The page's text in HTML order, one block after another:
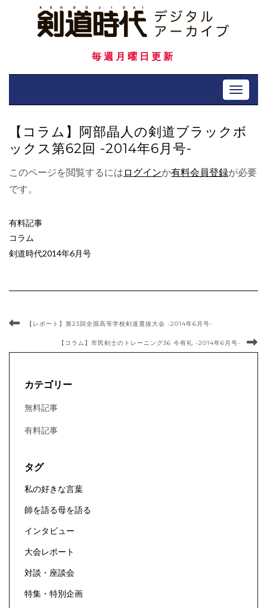
毎週月曜日更新
Toggle
【コラム】阿部晶人の剣道ブラックボ
ックス第62回 -2014年6月号-
このページを閲覧するには ログインか有料会員登録が必要
です。
有料記事
コラム
剣道時代2014年6月号
【レポート】第23回全国高等学校剣道選抜大会 -2014年6月号-
【コラム】市民剣士のトレーニング36 今有礼 -2014年6月号-
カテゴリー
無料記事
有料記事
タグ
私の好きな言葉
師を語る母を語る
インタビュー
大会レポート
対談・座談会
特集・特別企画